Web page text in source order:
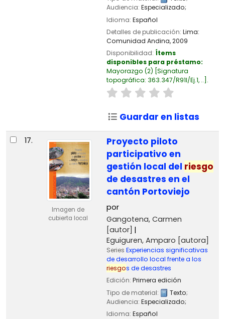
Audiencia: Especializado;
Idioma: Español
Detalles de publicación: Lima:
Comunidad Andina,2009
Disponibilidad: Ítems
disponibles para préstamo:
Mayorazgo (2) Signatura
topográfica: 363.347/R91I/Ej.1, .. .
Guardar en listas
17.
Imagen de
cubierta local
Proyecto piloto
participativo en
gestión local del riesgo
de desastres en el
cantón Portoviejo
por
Gangotena, Carmen
[autor]
Eguiguren, Amparo [autora]
Series Experiencias significativas
de desarrollo local frente a los
riesgos de desastres
Edición: Primera edición
Tipo de material:
Texto;
Audiencia: Especializado;
Idioma: Español